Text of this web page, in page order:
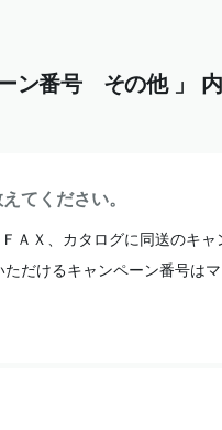
ーン番号 その他 」
てください。
ＡＸ、カタログに同送のキ
だけるキャンペーン番号はマ